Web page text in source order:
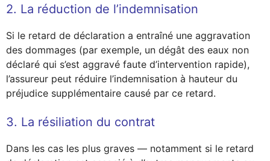
2. La réduction de l’indemnisation
Si le retard de déclaration a entraîné une aggravation
des dommages (par exemple, un dégât des eaux non
déclaré qui s’est aggravé faute d’intervention rapide),
l’assureur peut réduire l’indemnisation à hauteur du
préjudice supplémentaire causé par ce retard.
3. La résiliation du contrat
Dans les cas les plus graves — notamment si le retard